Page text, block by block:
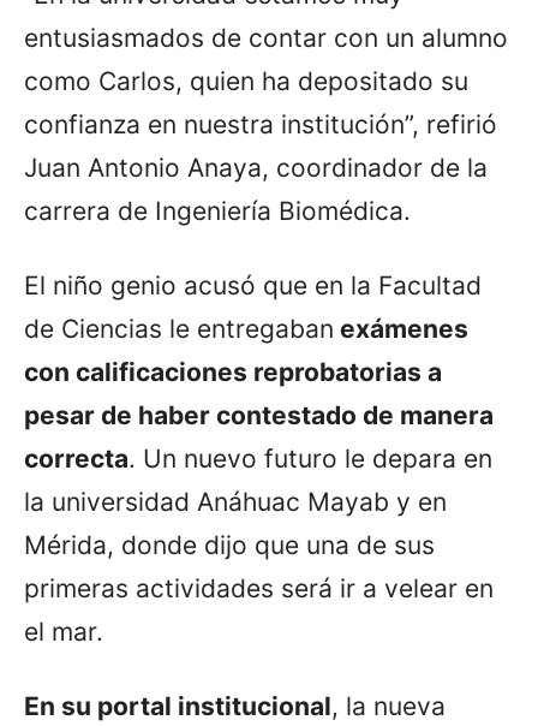
entusiasmados de contar con un alumno
como Carlos, quien ha depositado su
confianza en nuestra institución”, refirió
Juan Antonio Anaya, coordinador de la
carrera de Ingeniería Biomédica.
El niño genio acusó que en la Facultad
de Ciencias le entregaban exámenes
con calificaciones reprobatorias a
pesar de haber contestado de manera
correcta. Un nuevo futuro le depara en
la universidad Anáhuac Mayab y en
Mérida, donde dijo que una de sus
primeras actividades será ir a velear en
el mar.
En su portal institucional, la nueva